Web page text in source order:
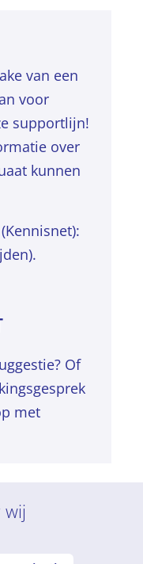
van een
voor
supportlijn!
over
kunnen
Of
met
wij